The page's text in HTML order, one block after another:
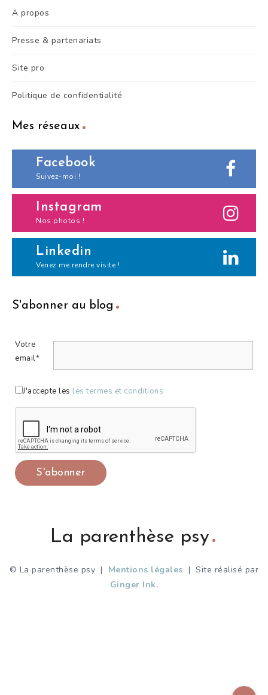
A propos
Presse & partenariats
Site pro
Politique de confidentialité
Mes réseaux
Facebook
Suivez-moi !
Instagram
Nos photos !
Linkedin
Venez me rendre visite !
S'abonner au blog
Votre
email*
J'accepte les les termes et conditions
La parenthèse psy
© La parenthèse psy | Mentions légales | Site réalisé par
Ginger Ink.